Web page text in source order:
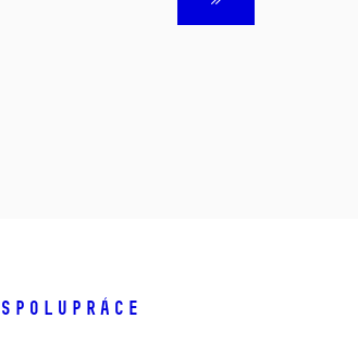
SPOLUPRÁCE